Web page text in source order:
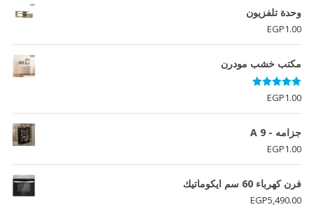
وحدة تلفزيون
EGP1.00
مكتب خشب مودرن
تم التقييم
5.00
من 5
EGP1.00
جزامه - A 9
EGP1.00
فرن كهرباء 60 سم ايكوماتيك
EGP5,490.00